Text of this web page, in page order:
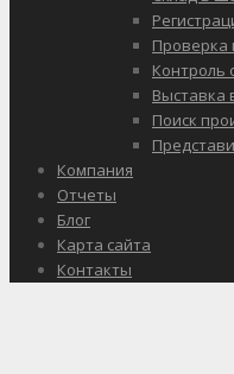
Проверка
Контроль
Выставка
Поиск
Компания
Отчеты
Блог
Карта сайта
Контакты